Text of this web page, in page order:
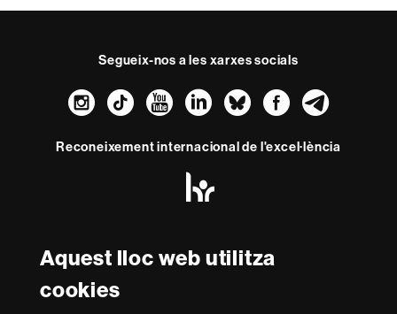
Aquest lloc web utilitza
cookies
Segueix-nos a les xarxes socials
Instagram
TikTokYouTube
LinkedIn
Bluesky
Reconeixement internacional de l'excel·lència
-
Euraxess
Amb el finançament de